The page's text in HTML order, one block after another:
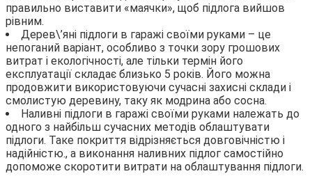
правильно виставити «маячки», щоб підлога вийшов
рівним.
Дерев\’яні підлоги в гаражі своїми руками – це
непоганий варіант, особливо з точки зору грошових
витрат і екологічності, але тільки термін його
експлуатації складає близько 5 років. Його можна
продовжити використовуючи сучасні захисні склади і
смолистую деревину, таку як модрина або сосна.
Наливні підлоги в гаражі своїми руками належать до
одного з найбільш сучасних методів облаштувати
підлоги. Таке покриття відрізняється довговічністю і
надійністю., а виконання наливних підлог самостійно
допоможе скоротити витрати на облаштування підлоги.